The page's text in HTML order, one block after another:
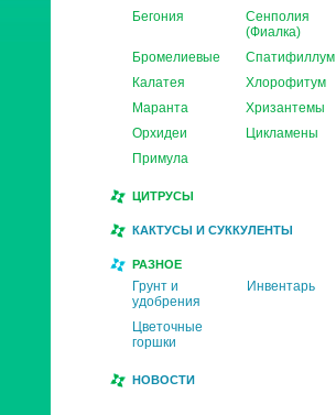
Бегония
Сенполия
(Фиалка)
Бромелиевые
Спатифиллум
Калатея
Хлорофитум
Маранта
Хризантемы
Орхидеи
Цикламены
Примула
ЦИТРУСЫ
КАКТУСЫ И СУККУЛЕНТЫ
РАЗНОЕ
Грунт и
удобрения
Инвентарь
Цветочные
горшки
НОВОСТИ